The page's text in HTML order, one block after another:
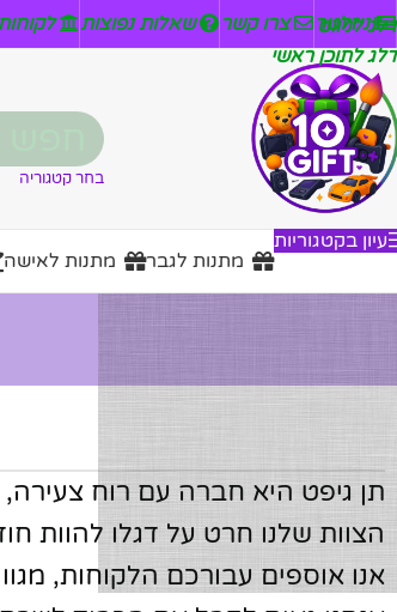
דלג לניווט
דלג לתוכן ראשי
ניזלטר צרו קשר שאלות נפוצות
בחר קטגוריה
עיון בקטגוריות
מתנות לגבר
מתנות לאישה
תן גיפט היא חברה עם רוח
הצוות שלנו חרט על דגלו להוות
אנו אוספים עבורכם הלקוחות,